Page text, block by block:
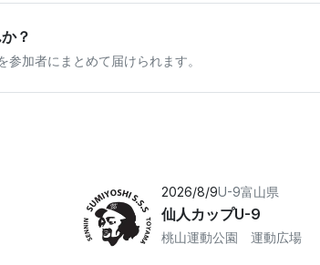
？
加者にまとめて届けられます。
2026/8/9U-9富山県
仙人カップU-9
桃山運動公園 運動広場